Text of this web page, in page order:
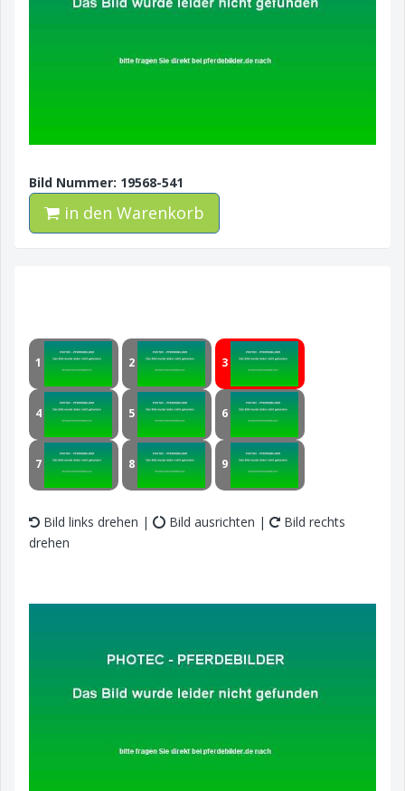
Bild Nummer: 19568-541
in den Warenkorb
1 2 3
4 5 6
7 8 9
Bild links drehen | Bild ausrichten |
Bild rechts
drehen